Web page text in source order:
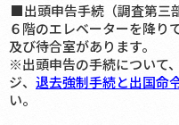
■出頭申告手続（調査第三
６階のエレベーターを降り
及び待合室があります。
※出頭申告の手続について
ジ、 退去強制手続と出国命
い。